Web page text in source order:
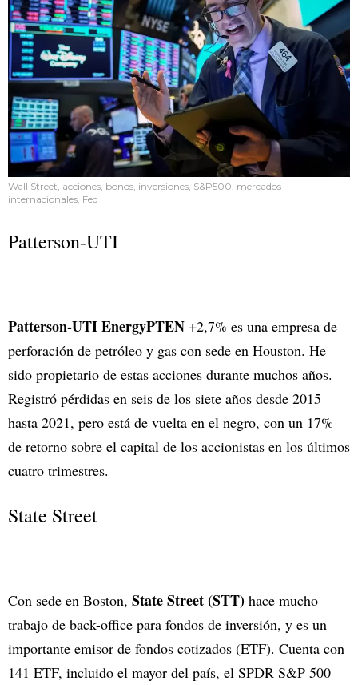
Wall Street, acciones, bonos, inversiones, S&P500, mercados
internacionales, Fed
Patterson-UTI
Patterson-UTI EnergyPTEN +2,7% es una empresa de
perforación de petróleo y gas con sede en Houston. He
sido propietario de estas acciones durante muchos años.
Registró pérdidas en seis de los siete años desde 2015
hasta 2021, pero está de vuelta en el negro, con un 17%
de retorno sobre el capital de los accionistas en los últimos
cuatro trimestres.
State Street
Con sede en Boston, State Street (STT) hace mucho
trabajo de back-office para fondos de inversión, y es un
importante emisor de fondos cotizados (ETF). Cuenta con
141 ETF, incluido el mayor del país, el SPDR S&P 500